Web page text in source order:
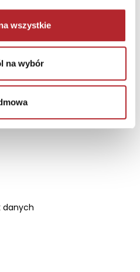
wszystkie
na wybór
danych